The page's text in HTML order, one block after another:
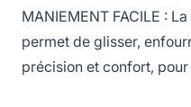
MANIEMENT FACILE :
permet de glisser,
précision et confort,